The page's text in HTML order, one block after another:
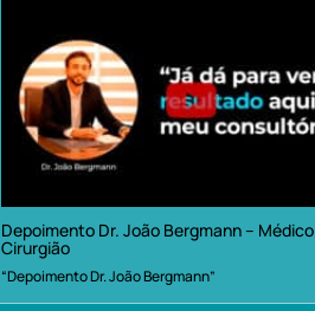
Depoimento Dr. João Bergmann – Médico
Cirurgião
“Depoimento Dr. João Bergmann”